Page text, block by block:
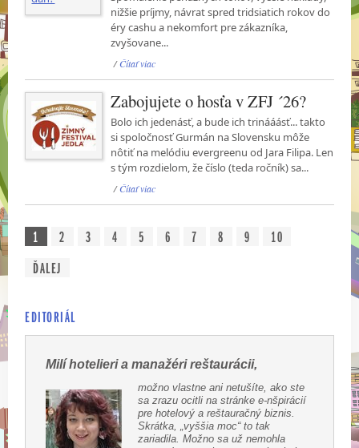
nižšie príjmy, návrat spred tridsiatich rokov do
éry cashu a nekomfort pre zákazníka,
zvyšovane...
/Čítať viac
Zabojujete o hosťa v ZFJ ´26?
Bolo ich jedenásť, a bude ich trinááásť... takto
si spoločnosť Gurmán na Slovensku môže
nôtiť na melódiu evergreenu od Jara Filipa. Len
s tým rozdielom, že číslo (teda ročník) sa...
/Čítať viac
1 2 3 4 5 6 7 8 9
10
ĎALEJ
EDITORIÁL
Milí hotelieri a manažéri reštaurácii,
možno vlastne ani netušíte, ako ste
sa zrazu ocitli na stránke e-nšpirácií
pre hotelový a reštauračný biznis.
Skrátka, „vyššia moc“ to tak
zariadila. Možno sa už nemohla